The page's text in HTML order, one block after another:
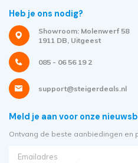
Heb je ons nodig?
Showroom: Molenwerf 58
1911 DB, Uitgeest
085 - 06 56 19 2
support@steigerdeals.nl
Meld je aan voor onze
Ontvang de beste aanbiedingen en